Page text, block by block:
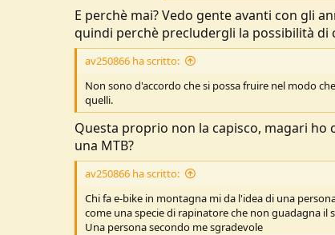
c
u
s
s
e
E perchè mai? Vedo gente avanti con gli
quindi perchè precludergli la possibilità di
av250866 ha scritto:
Non sono d'accordo che si possa fruire nel modo
quelli.
Questa proprio non la capisco, magari ho
una MTB?
av250866 ha scritto:
Chi fa e-bike in montagna mi da l'idea di una
come una specie di rapinatore che non guadagna il
Una persona secondo me sgradevole